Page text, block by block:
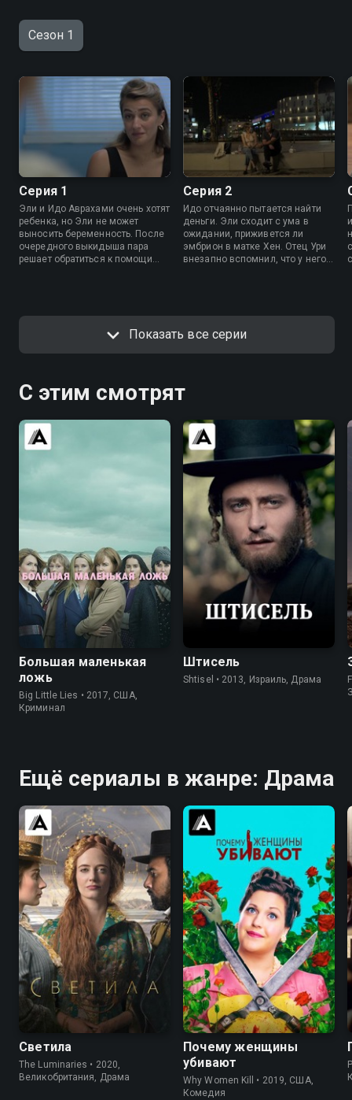
Сезон 1
Серия 1
Эли и Идо Аврахами очень хотят
ребенка, но Эли не может
выносить беременность. После
очередного выкидыша пара
решает обратиться к помощи
проходит негладко.
Серия 2
Идо отчаянно пытается найти
деньги. Эли сходит с ума в
ожидании, приживется ли
эмбрион в матке Хен. Отец Ури
внезапно вспомнил, что у него
Показать все серии
С этим смотрят
8.2 8.4
Большая маленькая
ложь
Big Little Lies • 2017, США,
Криминал
8.2 8.6
Штисель
Shtisel • 2013, Израиль, Драма
Ещё сериалы в жанре: Драма
7.0 6.4
Светила
The Luminaries • 2020,
Великобритания, Драма
8.3 8.3
Почему женщины
убивают
Why Women Kill • 2019, США,
Комедия